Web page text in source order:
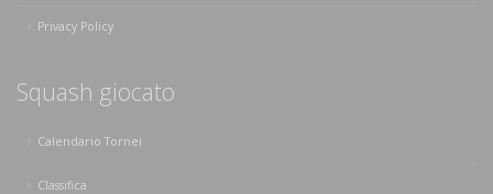
Privacy Policy
Squash giocato
Calendario Tornei
Classifica